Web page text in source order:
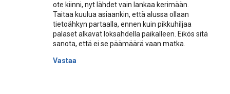
ote kiinni, nyt lähdet vain lankaa kerimään.
Taitaa kuulua asiaankin, että alussa ollaan
tietoähkyn partaalla, ennen kuin pikkuhiljaa
palaset alkavat loksahdella paikalleen. Eikös sitä
sanota, että ei se päämäärä vaan matka.
Vastaa